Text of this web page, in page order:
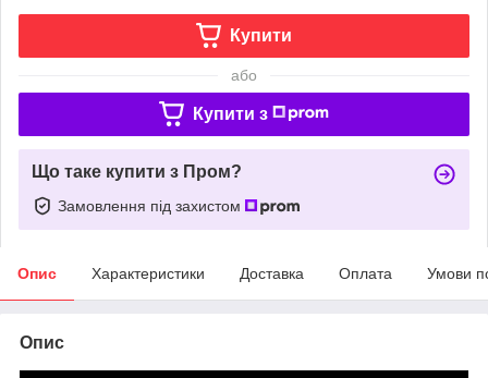
Купити
або
Купити з
Що таке купити з Пром?
Замовлення під захистом
Опис Характеристики Доставка Оплата Умови
Опис